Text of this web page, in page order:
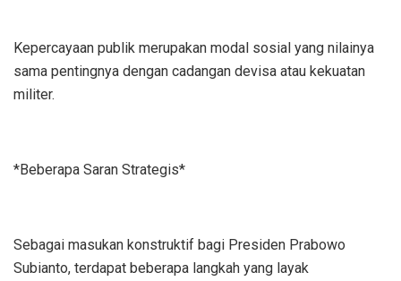
Kepercayaan publik merupakan modal sosial yang nilainya
sama pentingnya dengan cadangan devisa atau kekuatan
militer.
*Beberapa Saran Strategis*
Sebagai masukan konstruktif bagi Presiden Prabowo
Subianto, terdapat beberapa langkah yang layak